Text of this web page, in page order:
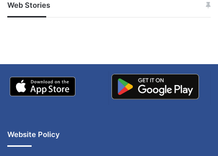
Web Stories
जम्मू-कश्मीर में बारिश से
अपडेट
खाई में धक्का… आरोपियों ने
Website Policy